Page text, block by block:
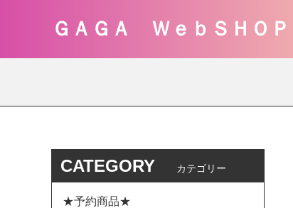
ＧＡＧＡ ＷｅｂＳＨＯＰ
CATEGORY カテゴリー
★予約商品★